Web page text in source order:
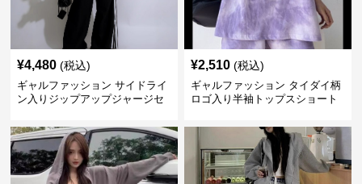
¥4,480 (税込)
ギャルファッション サイドライ
ン入りジップアップジャージセ
¥2,510 (税込)
ギャルファッション タイダイ柄
ロゴ入り半袖トップスショート